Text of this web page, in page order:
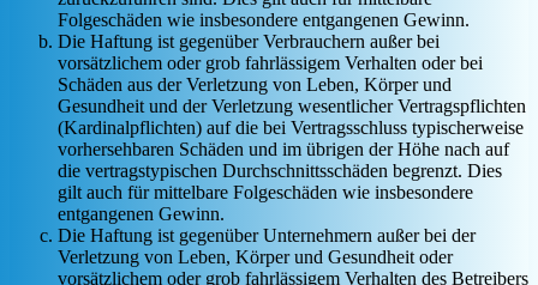
Folgeschäden wie insbesondere entgangenen Gewinn.
Die Haftung ist gegenüber Verbrauchern außer bei
vorsätzlichem oder grob fahrlässigem Verhalten oder bei
Schäden aus der Verletzung von Leben, Körper und
Gesundheit und der Verletzung wesentlicher Vertragspflichten
(Kardinalpflichten) auf die bei Vertragsschluss typischerweise
vorhersehbaren Schäden und im übrigen der Höhe nach auf
die vertragstypischen Durchschnittsschäden begrenzt. Dies
gilt auch für mittelbare Folgeschäden wie insbesondere
entgangenen Gewinn.
Die Haftung ist gegenüber Unternehmern außer bei der
Verletzung von Leben, Körper und Gesundheit oder
vorsätzlichem oder grob fahrlässigem Verhalten des Betreibers